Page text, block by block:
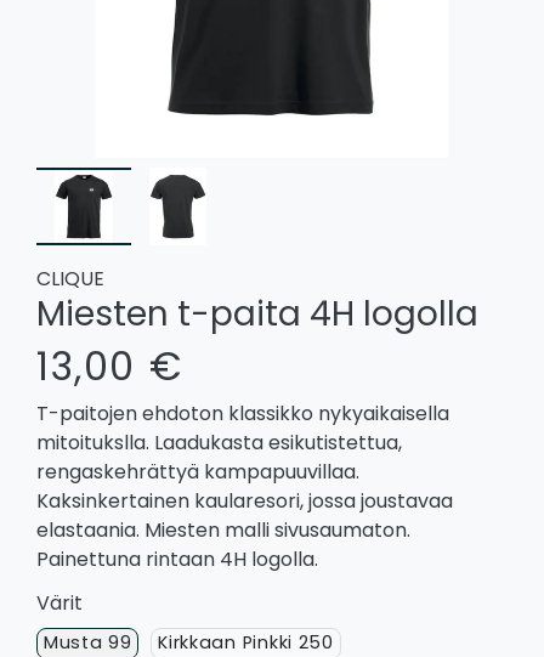
CLIQUE
Miesten t-paita 4H logolla
13,00 €
T-paitojen ehdoton klassikko nykyaikaisella
mitoitukslla. Laadukasta esikutistettua,
rengaskehrättyä kampapuuvillaa.
Kaksinkertainen kaularesori, jossa joustavaa
elastaania. Miesten malli sivusaumaton.
Painettuna rintaan 4H logolla.
Värit
Musta 99
Kirkkaan Pinkki 250